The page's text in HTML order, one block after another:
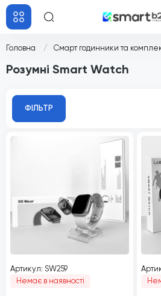
Головна Смарт годинники та
Розумні Smart Watch
ФІЛЬТР
Артикул: SW259
Немає в наявності